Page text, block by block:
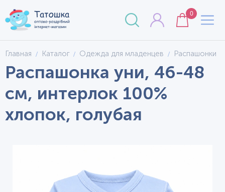
0
Главная Каталог Одежда для младенцев Распашонки
Распашонка уни, 46-48
см, интерлок 100%
хлопок, голубая